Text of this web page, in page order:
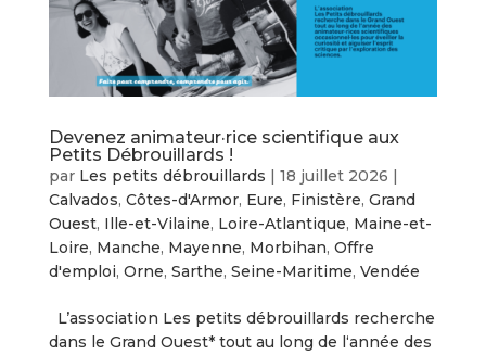
Devenez animateur·rice scientifique aux
Petits Débrouillards !
par Les petits débrouillards 18 juillet 2026
Calvados, Côtes-d'Armor, Eure, Finistère, Grand
Ouest, Ille-et-Vilaine, Loire-Atlantique, Maine-et-
Loire, Manche, Mayenne, Morbihan, Offre
d'emploi, Orne, Sarthe, Seine-Maritime, Vendée
L’association Les petits débrouillards recherche
dans le Grand Ouest* tout au long de l‘année des